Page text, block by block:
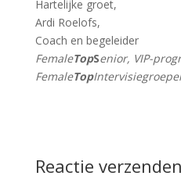
Hartelijke groet,
Ardi Roelofs,
Coach en begeleider
FemaleTopSenior, VIP-
FemaleTop
Reactie verzenden